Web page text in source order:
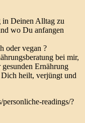
in Deinen Alltag zu
wo Du anfangen
oder vegan ?
bei mir,
Ernährung
heilt, verjüngt und
readings/?